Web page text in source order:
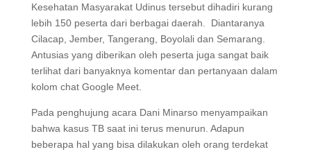
Kesehatan Masyarakat Udinus tersebut dihadiri kurang
lebih 150 peserta dari berbagai daerah. Diantaranya
Cilacap, Jember, Tangerang, Boyolali dan Semarang.
Antusias yang diberikan oleh peserta juga sangat baik
terlihat dari banyaknya komentar dan pertanyaan dalam
kolom chat Google Meet.
Pada penghujung acara Dani Minarso menyampaikan
bahwa kasus TB saat ini terus menurun. Adapun
beberapa hal yang bisa dilakukan oleh orang terdekat